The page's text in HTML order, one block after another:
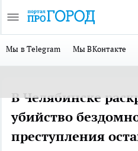
Мы в Telegram Мы ВКонтакте
В Челябинске
убийство
преступления